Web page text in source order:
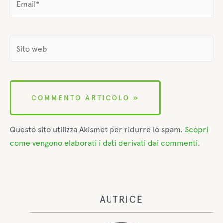
Questo sito utilizza Akismet per ridurre lo spam. Scopri
come vengono elaborati i dati derivati dai commenti.
AUTRICE